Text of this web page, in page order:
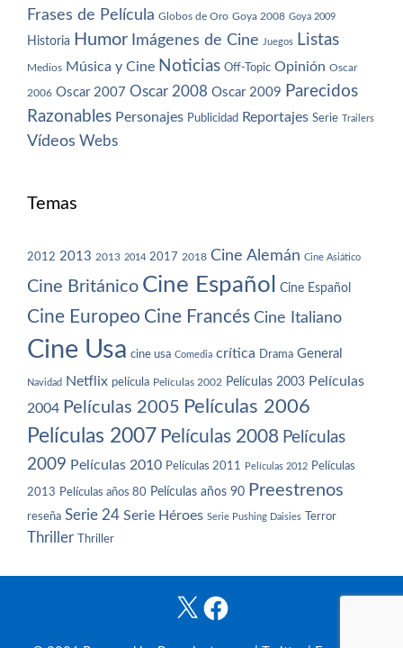
Frases de Película Globos de Oro Goya 2008 Goya 2009
Historia Humor Imágenes de Cine Juegos Listas
Medios Música y Cine Noticias Off-Topic Opinión Oscar
2006 Oscar 2007 Oscar 2008 Oscar 2009 Parecidos
Razonables Personajes Publicidad Reportajes Serie Trailers
Vídeos Webs
Temas
2012 2013 2013 2014 2017 2018 Cine Alemán Cine Asiático
Cine Británico Cine Español Cine Español
Cine Europeo Cine Francés Cine Italiano
Cine Usa cine usa Comedia crítica Drama General
Navidad Netflix película Películas 2002 Películas 2003 Películas
2004 Películas 2005 Películas 2006
Películas 2007 Películas 2008 Películas
2009 Películas 2010 Películas 2011 Películas 2012 Películas
2013 Películas años 80 Películas años 90 Preestrenos
reseña Serie 24 Serie Héroes Serie Pushing Daisies Terror
Thriller Thriller
X Facebook